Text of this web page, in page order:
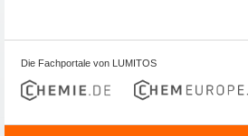
Die Fachportale von LUMITOS